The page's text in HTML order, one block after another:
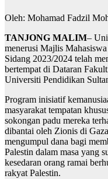
Oleh: Mohamad Fadzil
TANJONG MALIM–
menerusi Majlis
Sidang 2023/2024 telah
bertempat di Dataran
Universiti Pendidikan
Program inisiatif
masyarakat tempatan
sokongan padu mereka
dibantai oleh Zionis di
mengumpul dana bagi
Palestin dalam masa yang
kesedaran orang ramai
rakyat Palestin.